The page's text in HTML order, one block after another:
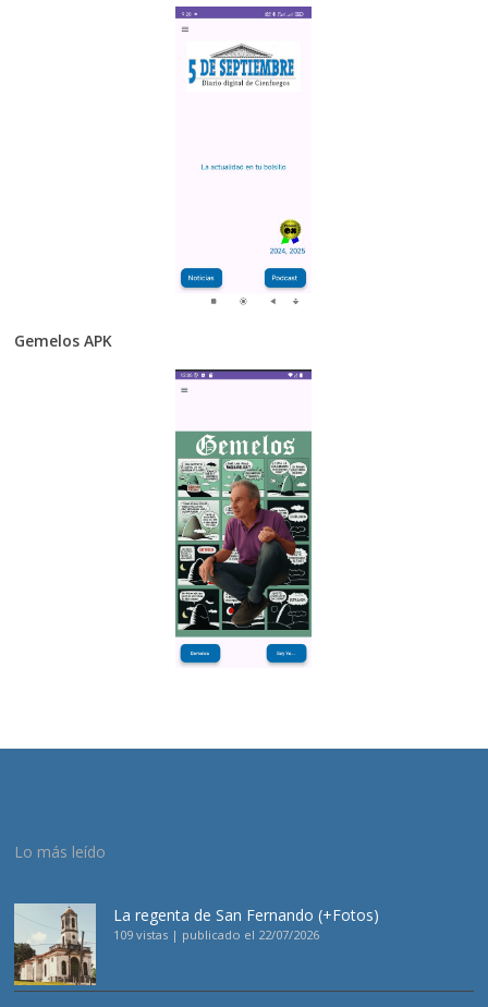
Gemelos APK
Lo más leído
La regenta de San Fernando (+Fotos)
109 vistas | publicado el 22/07/2026